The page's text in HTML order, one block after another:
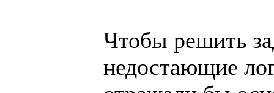
Чтобы решить
недостающие